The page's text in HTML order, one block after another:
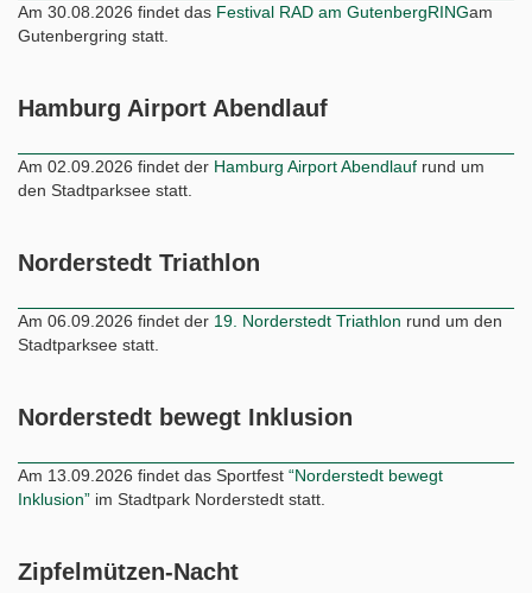
Am 30.08.2026 findet das Festival RAD am GutenbergRINGam
Gutenbergring statt.
Hamburg Airport Abendlauf
Am 02.09.2026 findet der Hamburg Airport Abendlauf rund um
den Stadtparksee statt.
Norderstedt Triathlon
Am 06.09.2026 findet der 19. Norderstedt Triathlon rund um den
Stadtparksee statt.
Norderstedt bewegt Inklusion
Am 13.09.2026 findet das Sportfest “Norderstedt bewegt
Inklusion” im Stadtpark Norderstedt statt.
Zipfelmützen-Nacht